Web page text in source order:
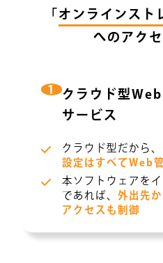
「 オンラインスト
へのアク
1
クラウド型
サービス
クラウド型だから、
設定はすべてWeb
本ソフトウェアを
であれば、外出先
アクセスも制御